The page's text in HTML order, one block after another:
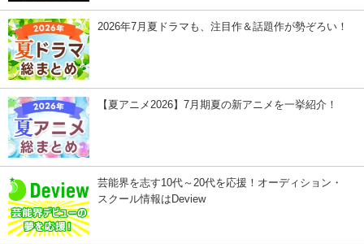
2026年7月夏ドラマも、注目作＆話題作が勢ぞろい！
【夏アニメ2026】7月期夏の新アニメを一挙紹介！
芸能界を志す10代～20代を応援！オーディション・
スクール情報はDeview